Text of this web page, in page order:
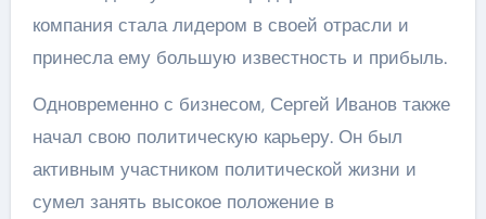
компания стала лидером в своей отрасли и
принесла ему большую известность и прибыль.
Одновременно с бизнесом, Сергей Иванов также
начал свою политическую карьеру. Он был
активным участником политической жизни и
сумел занять высокое положение в